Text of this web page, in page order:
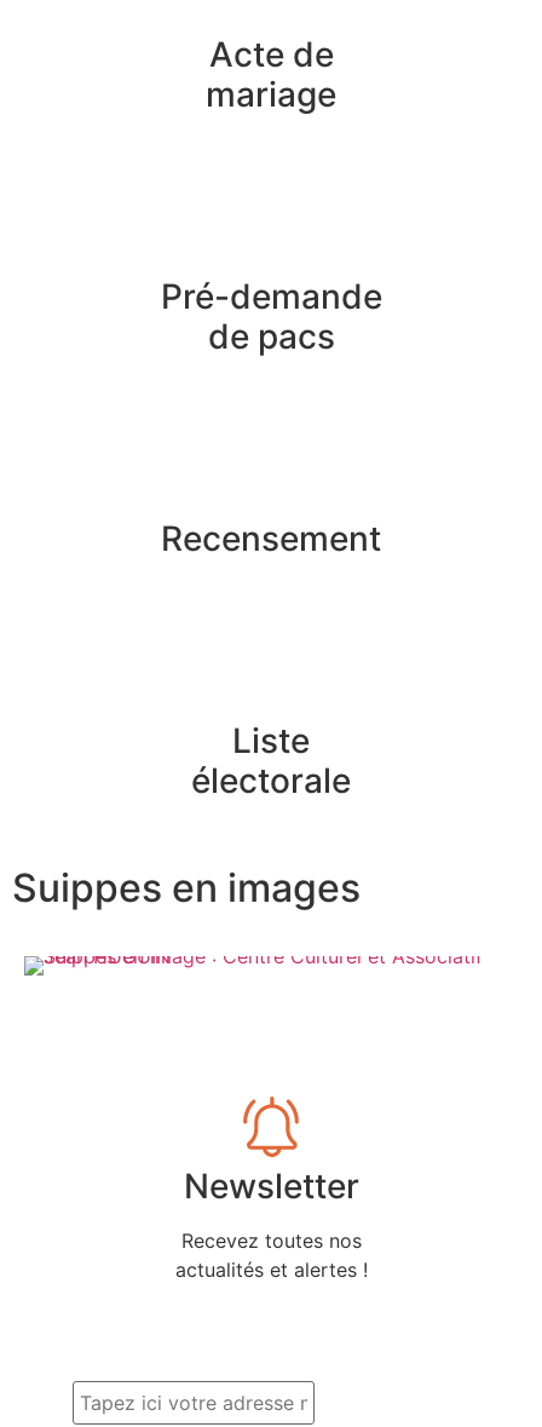
Acte de
mariage
Pré-demande
de pacs
Recensement
Liste
électorale
Suippes en images
Newsletter
Recevez toutes nos
actualités et alertes !